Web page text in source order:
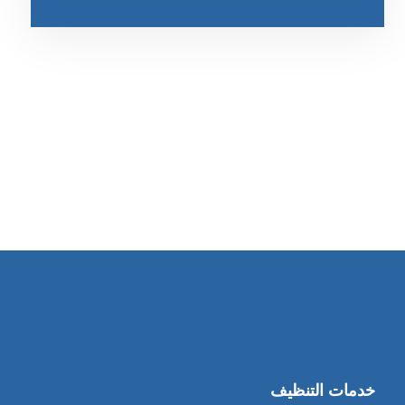
خدمات التنظيف